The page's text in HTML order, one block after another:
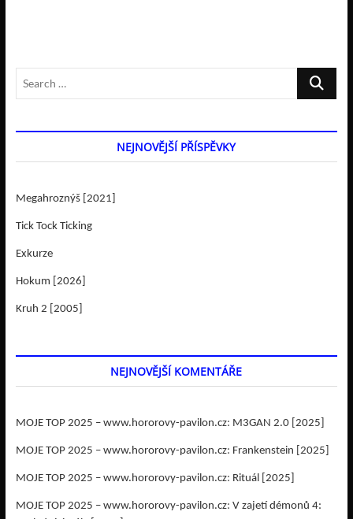
Search
NEJNOVĚJŠÍ PŘÍSPĚVKY
Megahroznýš [2021]
Tick Tock Ticking
Exkurze
Hokum [2026]
Kruh 2 [2005]
NEJNOVĚJŠÍ KOMENTÁŘE
MOJE TOP 2025 – www.hororovy-pavilon.cz: M3GAN 2.0 [2025]
MOJE TOP 2025 – www.hororovy-pavilon.cz: Frankenstein [2025]
MOJE TOP 2025 – www.hororovy-pavilon.cz: Rituál [2025]
MOJE TOP 2025 – www.hororovy-pavilon.cz: V zajetí démonů 4: